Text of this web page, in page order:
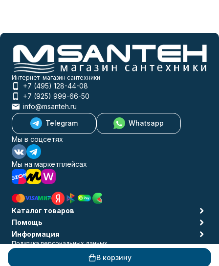
В корзину
Интернет-магазин сантехники
+7 (495) 128-44-08
+7 (925) 999-66-50
info@msanteh.ru
Telegram
Whatsapp
Мы в соцсетях
Мы на маркетплейсах
Каталог товаров
Помощь
Информация
Политика персональных данных
© 2009-2026 MSANTEH